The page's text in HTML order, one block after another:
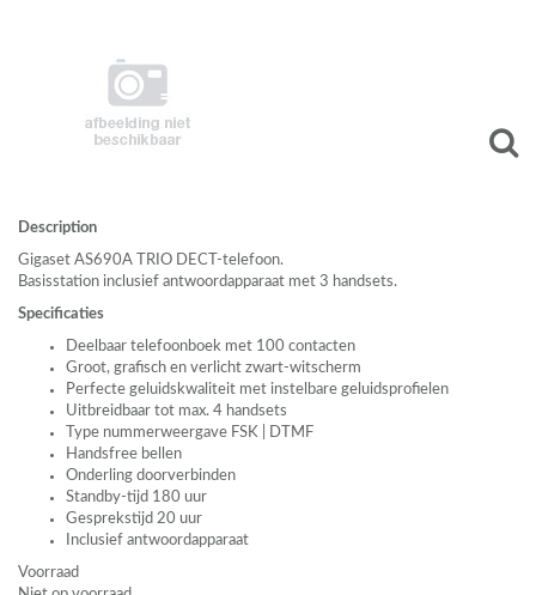
Description
Gigaset AS690A TRIO DECT -telefoon.
Basisstation inclusief antwoordapparaat met 3 handsets.
Specificaties
Deelbaar telefoonboek met 100 contacten
Groot, grafisch en verlicht zwart-witscherm
Perfecte geluidskwaliteit met instelbare geluidsprofielen
Uitbreidbaar tot max. 4 handsets
Type nummerweergave FSK
DTMF
Handsfree bellen
Onderling doorverbinden
Standby-tijd 180 uur
Gesprekstijd 20 uur
Inclusief antwoordapparaat
Voorraad